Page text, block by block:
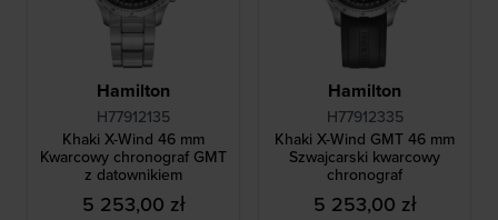
Hamilton
H77912135
Khaki X-Wind 46 mm
Kwarcowy chronograf GMT
z datownikiem
5 253,00 zł
Hamilton
H77912335
Khaki X-Wind GMT 46 mm
Szwajcarski kwarcowy
chronograf
5 253,00 zł